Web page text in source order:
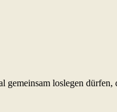
gemeinsam loslegen dürfen,